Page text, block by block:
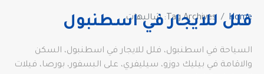
Home Tag Archives: شاليهات
فلل للايجار في اسطنبول
السياحة في اسطنبول، فلل للايجار في اسطنبول، السكن
والاقامة في بيليك دوزو، سيليفري، على البسفور، بورصا، فيلات